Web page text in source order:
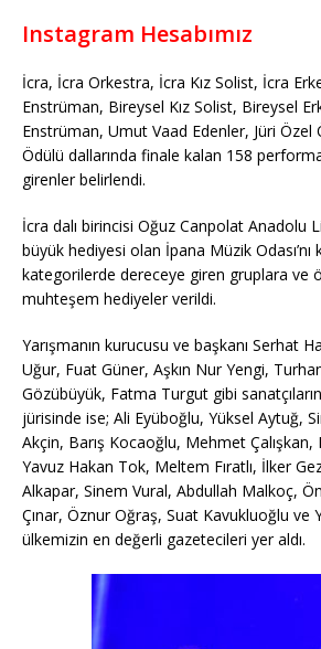
Instagram Hesabımız
İcra, İcra Orkestra, İcra Kız Solist, İcra
Enstrüman, Bireysel Kız Solist, Bireysel
Enstrüman, Umut Vaad Edenler, Jüri Özel
Ödülü dallarında finale kalan 158
girenler belirlendi.
İcra dalı birincisi Oğuz Canpolat Anadolu
büyük hediyesi olan İpana Müzik Odası’nı
kategorilerde dereceye giren gruplara ve
muhteşem hediyeler verildi.
Yarışmanın kurucusu ve başkanı Serhat
Uğur, Fuat Güner, Aşkın Nur Yengi,
Gözübüyük, Fatma Turgut gibi sanatçıların
jürisinde ise; Ali Eyüboğlu, Yüksel Aytuğ,
Akçin, Barış Kocaoğlu, Mehmet Çalışkan,
Yavuz Hakan Tok, Meltem Fıratlı, İlker
Alkapar, Sinem Vural, Abdullah Malkoç,
Çınar, Öznur Oğraş, Suat Kavukluoğlu ve
ülkemizin en değerli gazetecileri yer aldı.